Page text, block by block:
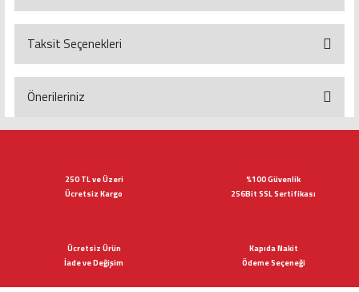
Bu ürüne ilk yorumu siz yapın!
Taksit Seçenekleri
Önerileriniz
Ürün bilgilerinde hatalar bulunuyor.
250 TL ve Üzeri
Ücretsiz Kargo
%100 Güvenlik
256Bit SSL Sertifikası
Ücretsiz Ürün
İade ve Değişim
Kapıda Nakit
Ödeme Seçeneği